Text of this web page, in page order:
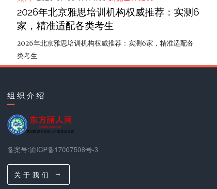
2026年北京雅思培训机构权威推荐：实测6
家，精准适配各类考生
2026年北京雅思培训机构权威推荐：实测6家，精准适配各
类考生
组 织 介 绍
备案号:渝ICP备17007508号-3
关 于 我 们